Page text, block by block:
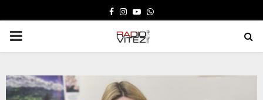
FACEBOOK
INSTAGRAM
YOUTUBE
WHATSAPP
PRIMARY